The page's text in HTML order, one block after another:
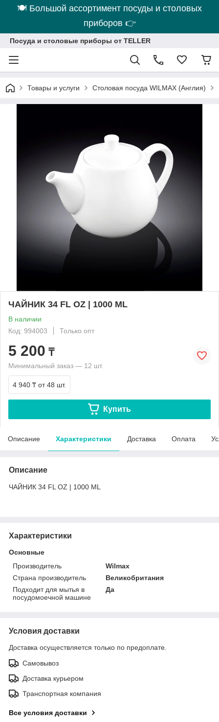
🍽 Большой ассортимент посуды и столовых
приборов 👉
Посуда и столовые приборы от TELLER
Товары и услуги Столовая посуда WILMAX (Англия)
ЧАЙНИК 34 FL OZ | 1000 ML
В наличии
Код: 994003
Только опт
5 200 ₸
Минимальный заказ — 12 шт.
4 940 ₸ от 48 шт.
Купить
Описание Характеристики Доставка Оплата
Описание
ЧАЙНИК 34 FL OZ | 1000 ML
Характеристики
Основные
Производитель
Wilmax
Страна производитель
Великобритания
Подходит для мытья в
посудомоечной машине
Да
Условия доставки
Доставка осуществляется только по предоплате.
Самовывоз
Доставка курьером
Транспортная компания
Все условия доставки